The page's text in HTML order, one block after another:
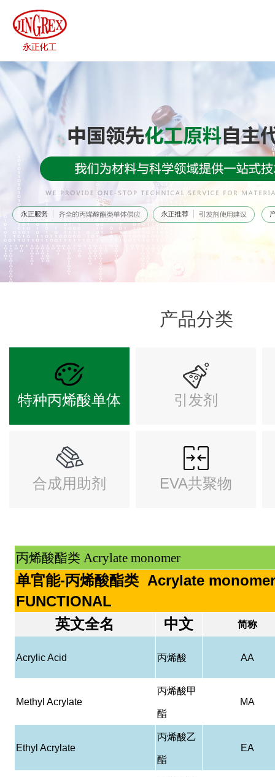
产品分类
特种丙烯酸单体 引发剂
合成用助剂 EVA共聚物
丙烯酸酯类 Acrylate monomer
单官能-丙烯酸酯类 Acrylate
FUNCTIONAL
英文全名
中文 简称
Acrylic Acid 丙烯酸 AA
Methyl Acrylate
丙烯酸甲
酯
MA
Ethyl Acrylate
丙烯酸乙
酯
EA